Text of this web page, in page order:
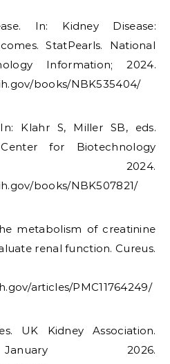
In: Kidney Disease:
StatPearls. National
Information; 2024.
books/NBK535404/
Klahr S, Miller SB, eds.
for Biotechnology
2024.
books/NBK507821/
metabolism of creatinine
renal function. Cureus.
articles/PMC11764249/
UK Kidney Association.
2026.